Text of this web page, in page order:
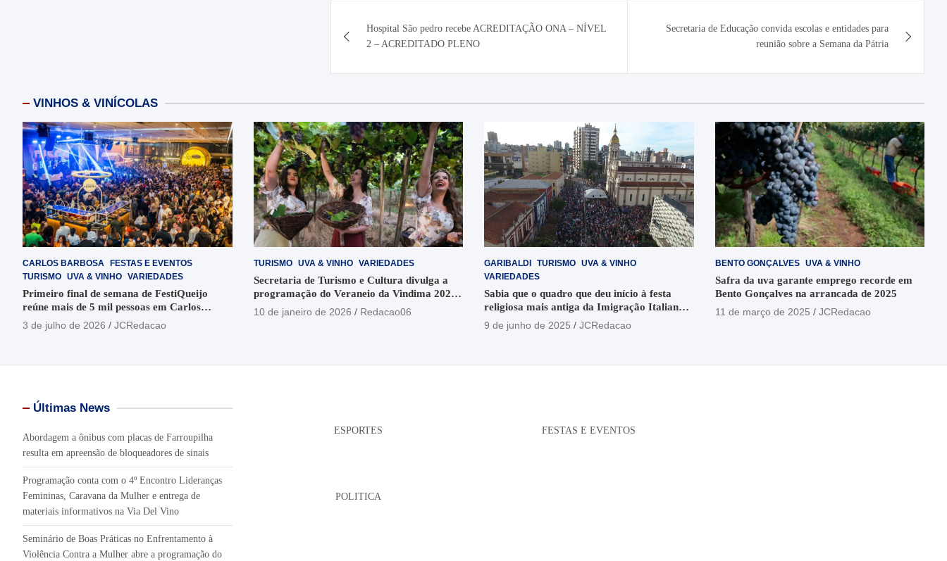
de
Post
Hospital São pedro recebe ACREDITAÇÃO ONA – NÍVEL
2 – ACREDITADO PLENO
Secretaria de Educação convida escolas e entidades para
reunião sobre a Semana da Pátria
VINHOS & VINÍCOLAS
CARLOS BARBOSA
FESTAS E EVENTOS
TURISMO UVA & VINHO VARIEDADES
Primeiro final de semana de FestiQueijo
reúne mais de 5 mil pessoas em Carlos
Barbosa
3 de julho de 2026 JCRedacao
TURISMO UVA & VINHO VARIEDADES
Secretaria de Turismo e Cultura divulga a
programação do Veraneio da Vindima 2026
em Garibaldi
10 de janeiro de 2026 Redacao06
GARIBALDI TURISMO UVA & VINHO
VARIEDADES
Sabia que o quadro que deu início à festa
religiosa mais antiga da Imigração Italiana
está no Santuário Santo Antônio
9 de junho de 2025 JCRedacao
BENTO GONÇALVES UVA & VINHO
Safra da uva garante emprego recorde em
Bento Gonçalves na arrancada de 2025
11 de março de 2025
JCRedacao
Últimas News
Abordagem a ônibus com placas de Farroupilha
resulta em apreensão de bloqueadores de sinais
Programação conta com o 4º Encontro Lideranças
Femininas, Caravana da Mulher e entrega de
materiais informativos na Via Del Vino
Seminário de Boas Práticas no Enfrentamento à
Violência Contra a Mulher abre a programação do
ESPORTES
POLITICA
FESTAS E EVENTOS